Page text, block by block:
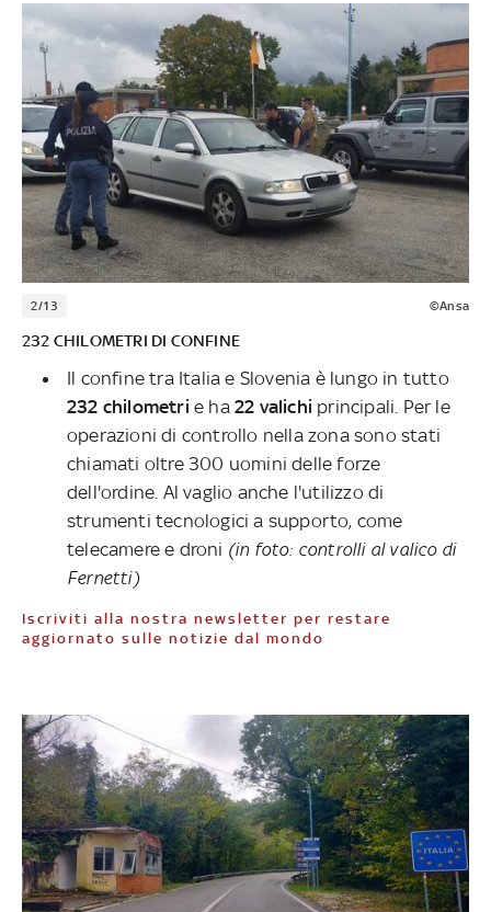
2/13 ©Ansa
232 CHILOMETRI DI CONFINE
Il confine tra Italia e Slovenia è lungo in tutto
232 chilometri e ha 22 valichi principali. Per le
operazioni di controllo nella zona sono stati
chiamati oltre 300 uomini delle forze
dell'ordine. Al vaglio anche l'utilizzo di
strumenti tecnologici a supporto, come
telecamere e droni (in foto: controlli al valico di
Fernetti)
Iscriviti alla nostra newsletter per restare
aggiornato sulle notizie dal mondo